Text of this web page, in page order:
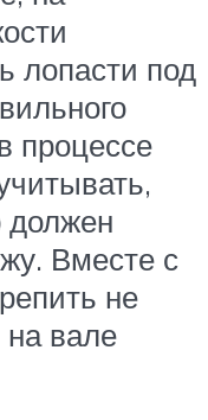
лопасти под
процессе
должен
Вместе с
не
на вале